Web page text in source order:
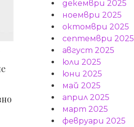
декември 2025
ноември 2025
октомври 2025
септември 2025
август 2025
юли 2025
юни 2025
май 2025
април 2025
март 2025
февруари 2025